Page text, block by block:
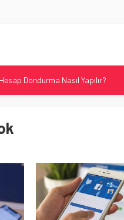
Dondurma Nasıl Yapılır?
Nasıl Değiştirilir? – 2026 Güncel
Shadow Knight Neo 16
Yenileme Hızına Sahip Evnia